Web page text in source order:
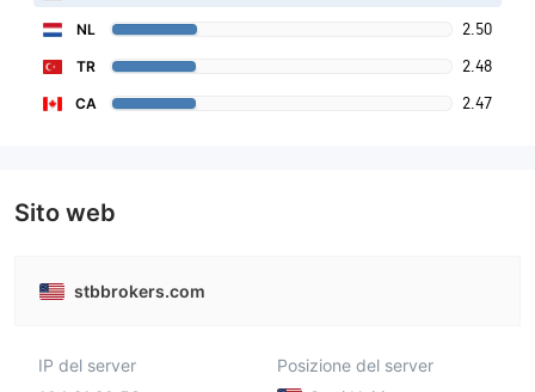
NL 2.50
TR 2.48
CA 2.47
Sito web
stbbrokers.com
IP del server
Posizione del server